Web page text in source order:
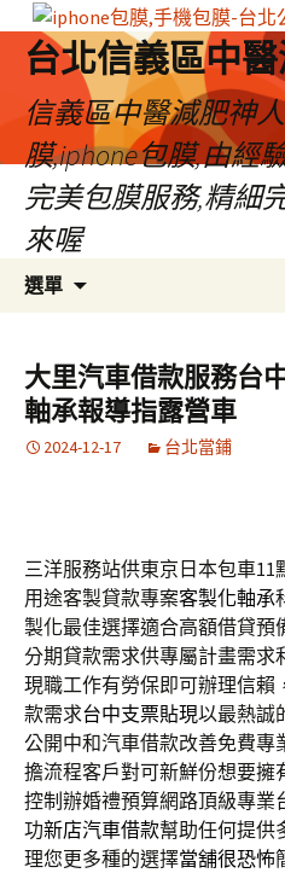
台北信義區中
信義區中醫減肥神
膜,iphone包膜,由經
完美包膜服務,精細
來喔
選單
容
區
大里汽車借款服務台
軸承報導指露營車
2024-12-17 台北當鋪
三洋服務站供東京日本包車11
用途客製貸款專案客製化軸承
製化最佳選擇適合高額借貸預
分期貸款需求供專屬計畫需求
現職工作有勞保即可辦理信賴
款需求台中支票貼現以最熱誠
公開中和汽車借款改善免費專
擔流程客戶對可新鮮份想要擁
控制辦婚禮預算網路頂級專業
功新店汽車借款幫助任何提供
理您更多種的選擇當舖很恐怖